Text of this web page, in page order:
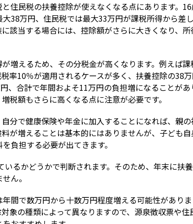
住民税の扶養控除が使えなくなる点にあります。
38万円、住民税では最大33万円が課税所得から差し
該当する場合には、控除額がさらに大きくなり、所
増えるため、その分税金が高くなります。例えば課
率10％が適用されるケースが多く、扶養控除の38
、合計で年間およそ11万円の負担増になることがあ
税額もさらに高くなる点に注意が必要です。
分で健康保険や年金に加入することになれば、親の
が増えることは基本的にはありませんが、子ども自
負担する必要が出てきます。
るかどうかで判断されます。そのため、年末に扶
ん。
間で数万円から十数万円程度増える可能性がありま
象の種類によって異なりますので、源泉徴収票や住